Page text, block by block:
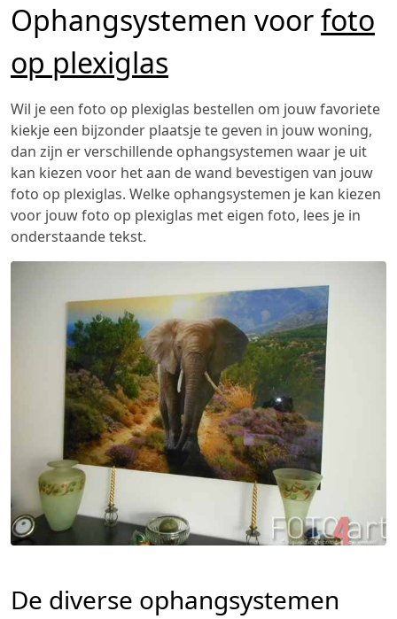
Ophangsystemen voorfoto
op plexiglas
Wil je een foto op plexiglas bestellen om jouw favoriete
kiekje een bijzonder plaatsje te geven in jouw woning,
dan zijn er verschillende ophangsystemen waar je uit
kan kiezen voor het aan de wand bevestigen van jouw
foto op plexiglas. Welke ophangsystemen je kan kiezen
voor jouw foto op plexiglas met eigen foto, lees je in
onderstaande tekst.
De diverse ophangsystemen